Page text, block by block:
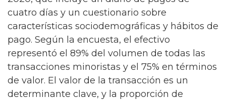
cuatro días y un cuestionario sobre
características sociodemográficas y hábitos de
pago. Según la encuesta, el efectivo
representó el 89% del volumen de todas las
transacciones minoristas y el 75% en términos
de valor. El valor de la transacción es un
determinante clave, y la proporción de